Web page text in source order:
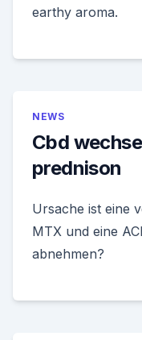
earthy aroma.
NEWS
Cbd
prednison
Ursache ist eine
MTX und eine
abnehmen?